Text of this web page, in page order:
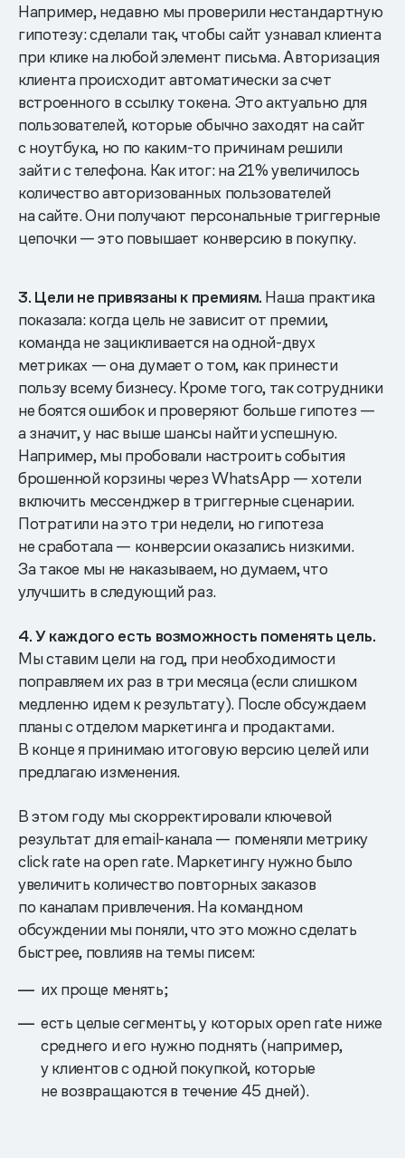
Например, недавно мы проверили нестандартную
гипотезу: сделали так, чтобы сайт узнавал клиента
при клике на любой элемент письма. Авторизация
клиента происходит автоматически за счет
встроенного в ссылку токена. Это актуально для
пользователей, которые обычно заходят на сайт
с ноутбука, но по каким-то причинам решили
зайти с телефона. Как итог: на 21% увеличилось
количество авторизованных пользователей
на сайте. Они получают персональные триггерные
цепочки — это повышает конверсию в покупку.
3. Цели не привязаны к премиям. Наша практика
показала: когда цель не зависит от премии,
команда не зацикливается на одной-двух
метриках — она думает о том, как принести
пользу всему бизнесу. Кроме того, так сотрудники
не боятся ошибок и проверяют больше гипотез —
а значит, у нас выше шансы найти успешную.
Например, мы пробовали настроить события
брошенной корзины через WhatsApp — хотели
включить мессенджер в триггерные сценарии.
Потратили на это три недели, но гипотеза
не сработала — конверсии оказались низкими.
За такое мы не наказываем, но думаем, что
улучшить в следующий раз.
4. У каждого есть возможность поменять цель.
Мы ставим цели на год, при необходимости
поправляем их раз в три месяца (если слишком
медленно идем к результату). После обсуждаем
планы с отделом маркетинга и продактами.
В конце я принимаю итоговую версию целей или
предлагаю изменения.
В этом году мы скорректировали ключевой
результат для email-канала — поменяли метрику
click rate на open rate. Маркетингу нужно было
увеличить количество повторных заказов
по каналам привлечения. На командном
обсуждении мы поняли, что это можно сделать
быстрее, повлияв на темы писем:
их проще менять;
есть целые сегменты, у которых open rate ниже
среднего и его нужно поднять (например,
у клиентов с одной покупкой, которые
не возвращаются в течение 45 дней).